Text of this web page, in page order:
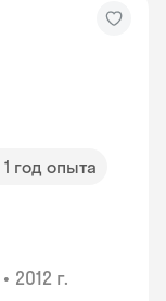
1 год опыта
• 2012 г.